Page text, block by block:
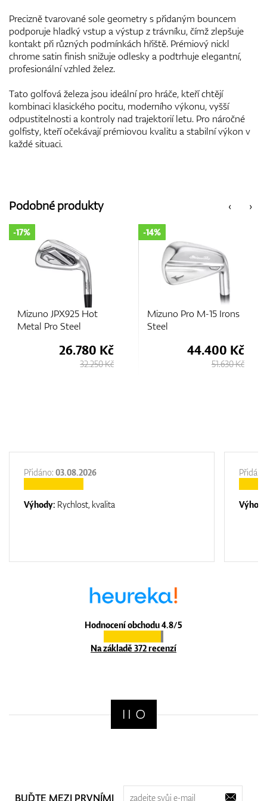
Precizně tvarované sole geometry s přidaným bouncem
podporuje hladký vstup a výstup z trávníku, čímž zlepšuje
kontakt při různých podmínkách hřiště. Prémiový nickl
chrome satin finish snižuje odlesky a podtrhuje elegantní,
profesionální vzhled želez.
Tato golfová železa jsou ideální pro hráče, kteří chtějí
kombinaci klasického pocitu, moderního výkonu, vyšší
odpustitelnosti a kontroly nad trajektorií letu. Pro náročné
golfisty, kteří očekávají prémiovou kvalitu a stabilní výkon v
každé situaci.
‹
Podobné produkty ›
Mizuno Pro M-15 Irons
Steel
-14%
44.400 Kč
51.630 Kč
Mizuno JPX925 Hot
Metal Steel
-17%
24.280 Kč
29.250 Kč
Hodnocení obchodu 4.8/5
Na základě 372 recenzí
Přidáno: 03.08.2026
Výhody: Rychlost, kvalita
BUĎTE MEZI PRVNÍMI